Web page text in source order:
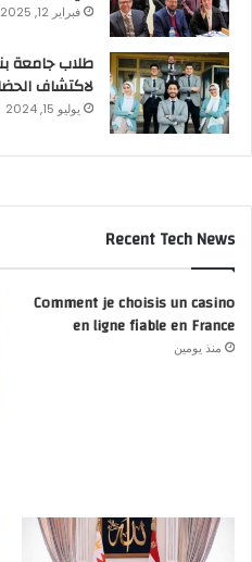
فبراير 12, 2025
طلاب جامعة
لاكتشاف
يوليو 15, 2024
Recent Tech News
Comment je choisis un casino
en ligne fiable en France
منذ يومين